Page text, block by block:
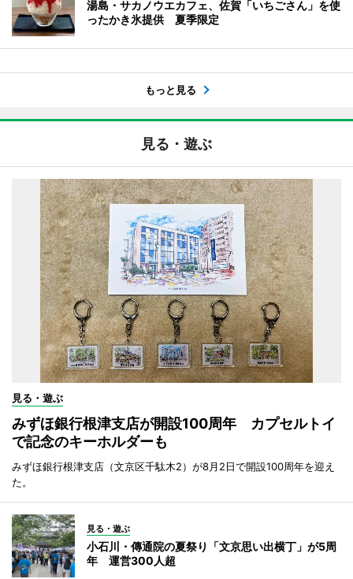
湯島・サカノウエカフェ、佐賀「いちごさん」を使
ったかき氷提供 夏季限定
もっと見る
見る・遊ぶ
見る・遊ぶ
みずほ銀行根津支店が開設100周年 カプセルトイ
で記念のキーホルダーも
みずほ銀行根津支店（文京区千駄木2）が8月2日で開設100周年を迎え
た。
見る・遊ぶ
小石川・傳通院の夏祭り「文京思い出横丁」が5周
年 運営300人超